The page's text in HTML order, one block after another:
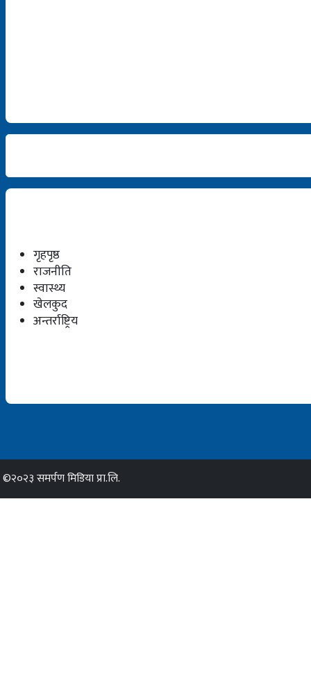
गृहपृष्ठ
राजनीति
स्वास्थ्य
खेलकुद
अन्तर्राष्ट्रिय
©२०२३ समर्पण मिडिया प्रा.लि.